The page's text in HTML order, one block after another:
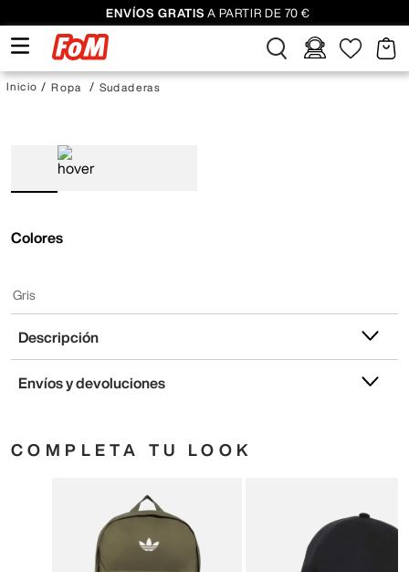
ENVÍOS GRATIS A PARTIR DE 70 €
Ropa Sudaderas
Colores
Gris
Descripción
Envíos y devoluciones
COMPLETA TU LOOK